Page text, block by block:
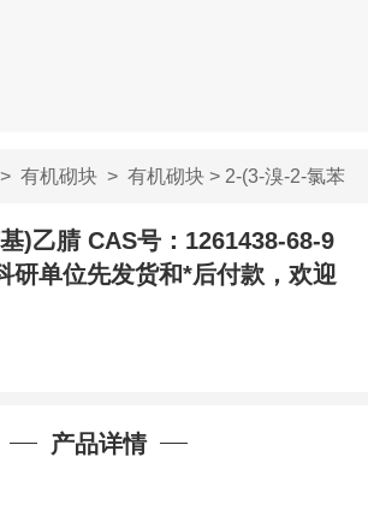
有机砌块> 有机砌块> 2-(3-溴-2-氯苯
)乙腈 CAS号：1261438-68-9
研单位先发货和*后付款，欢迎
产品详情